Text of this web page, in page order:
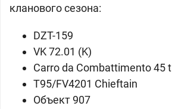
кланового сезона:
DZT-159
VK 72.01 (K)
Carro da Combattimento 45 t
T95/FV4201 Chieftain
Объект 907